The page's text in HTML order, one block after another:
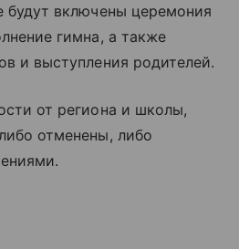
будут включены церемония
гимна, а также
и выступления родителей.
от региона и школы,
отменены, либо